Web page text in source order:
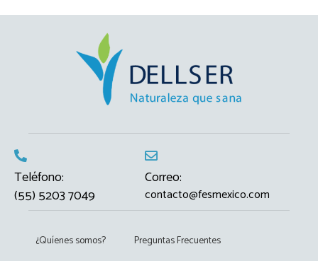
Teléfono:
(55) 5203 7049
Correo:
contacto@fesmexico.com
¿Quíenes somos? Preguntas Frecuentes